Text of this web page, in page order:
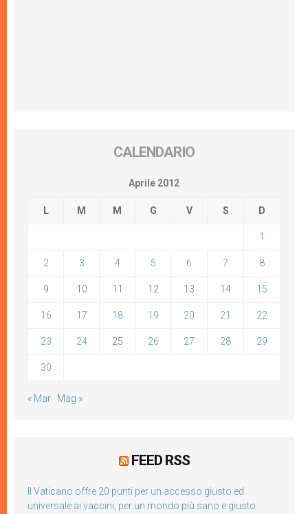
CALENDARIO
Aprile 2012
L M M G V S D
1
2 3 4 5 6 7 8
9 10 11 12 13 14 15
16 17 18 19 20 21 22
23 24 25 26 27 28 29
30
« Mar Mag »
FEED RSS
Il Vaticano offre 20 punti per un accesso giusto ed
universale ai vaccini, per un mondo più sano e giusto